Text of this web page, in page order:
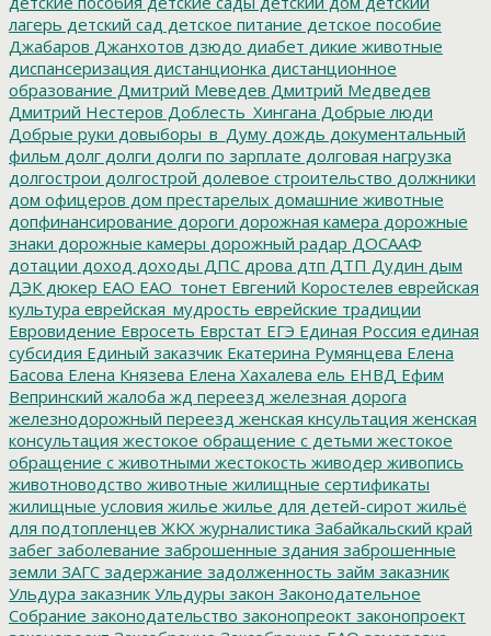
лагерь детский сад детское питание детское пособие
Джабаров Джанхотов дзюдо диабет дикие животные
диспансеризация дистанционка дистанционное
образование Дмитрий Меведев Дмитрий Медведев
Дмитрий Нестеров Доблесть_Хингана Добрые люди
Добрые руки довыборы_в_Думу дождь документальный
фильм долг долги долги по зарплате долговая нагрузка
долгострои долгострой долевое строительство должники
дом офицеров дом престарелых домашние животные
допфинансирование дороги дорожная камера дорожные
знаки дорожные камеры дорожный радар ДОСААФ
дотации доход доходы ДПС дрова дтп ДТП Дудин дым
ДЭК дюкер ЕАО ЕАО_тонет Евгений Коростелев еврейская
культура еврейская_мудрость еврейские традиции
Евровидение Евросеть Еврстат ЕГЭ Единая Россия единая
субсидия Единый заказчик Екатерина Румянцева Елена
Басова Елена Князева Елена Хахалева ель ЕНВД Ефим
Вепринский жалоба жд переезд железная дорога
железнодорожный переезд женская кнсультация женская
консультация жестокое обращение с детьми жестокое
обращение с животными жестокость живодер живопись
животноводство животные жилищные сертификаты
жилищные условия жилье жилье для детей-сирот жильё
для подтопленцев ЖКХ журналистика Забайкальский край
забег заболевание заброшенные здания заброшенные
земли ЗАГС задержание задолженность займ заказник
Ульдура заказник Ульдуры закон Законодательное
Собрание законодательство законопреокт законопроект